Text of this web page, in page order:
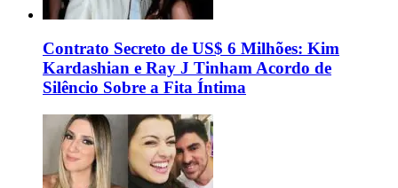
Contrato Secreto de US$ 6 Milhões: Kim
Kardashian e Ray J Tinham Acordo de
Silêncio Sobre a Fita Íntima